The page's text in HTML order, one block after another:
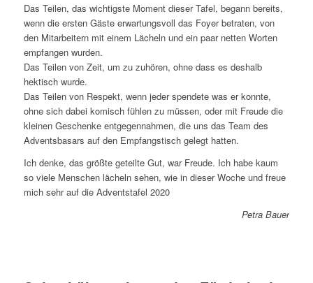
Das Teilen, das wichtigste Moment dieser Tafel, begann bereits,
wenn die ersten Gäste erwartungsvoll das Foyer betraten, von
den Mitarbeitern mit einem Lächeln und ein paar netten Worten
empfangen wurden.
Das Teilen von Zeit, um zu zuhören, ohne dass es deshalb
hektisch wurde.
Das Teilen von Respekt, wenn jeder spendete was er konnte,
ohne sich dabei komisch fühlen zu müssen, oder mit Freude die
kleinen Geschenke entgegennahmen, die uns das Team des
Adventsbasars auf den Empfangstisch gelegt hatten.
Ich denke, das größte geteilte Gut, war Freude. Ich habe kaum
so viele Menschen lächeln sehen, wie in dieser Woche und freue
mich sehr auf die Adventstafel 2020
Petra Bauer